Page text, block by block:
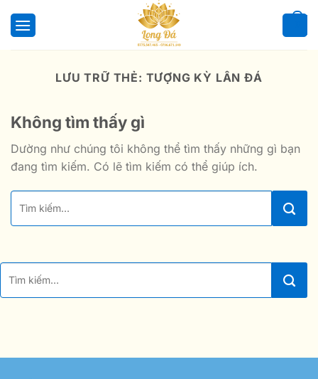
qua
LƯU TRỮ THẺ: TƯỢNG KỲ LÂN ĐÁ
Không tìm thấy gì
Dường như chúng tôi không thể tìm thấy những gì bạn
đang tìm kiếm. Có lẽ tìm kiếm có thể giúp ích.